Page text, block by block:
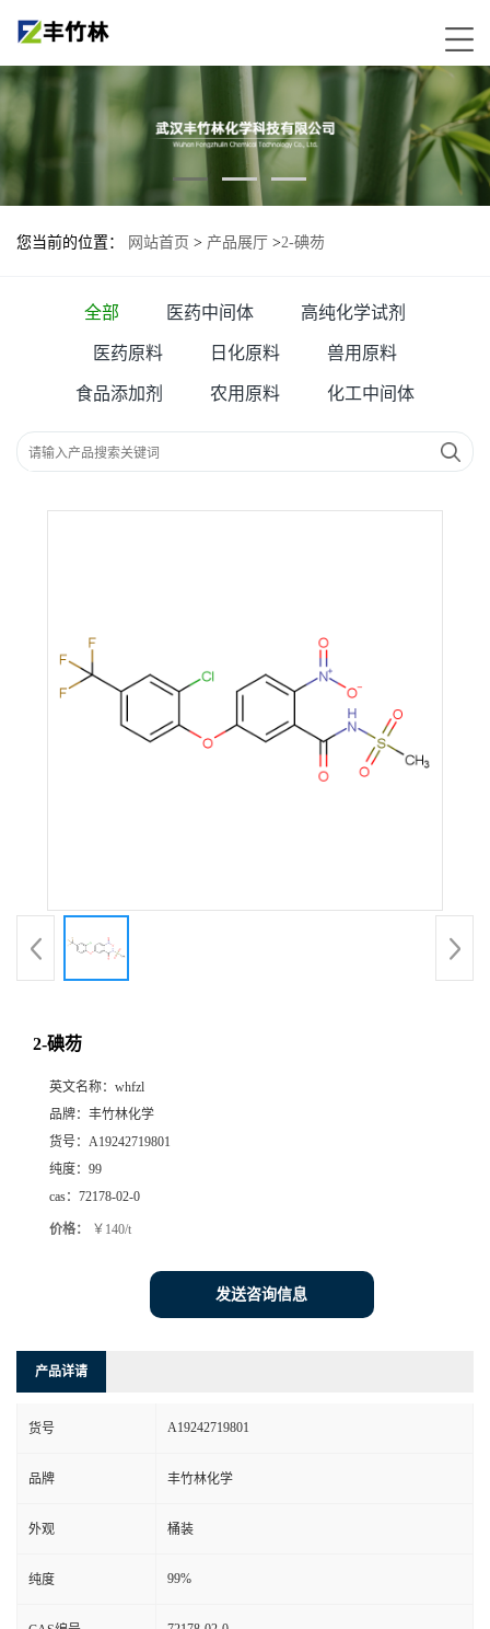
您当前的位置： 网站首页 > 产品展厅 >2-碘芴
全部 医药中间体 高纯化学试剂
医药原料 日化原料 兽用原料
食品添加剂 农用原料 化工中间体
2-碘芴
英文名称： whfzl
品牌： 丰竹林化学
货号： A19242719801
纯度： 99
cas： 72178-02-0
价格： ￥140/t
发送咨询信息
产品详请
货号 A19242719801
品牌 丰竹林化学
外观 桶装
纯度 99%